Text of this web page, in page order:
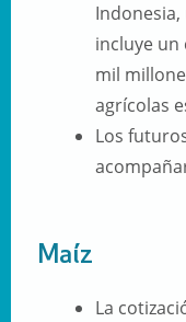
incluye
mil
agrícolas
Los
Maíz
La